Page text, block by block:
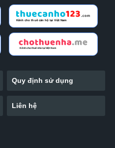
Quy định sử dụng
Liên hệ